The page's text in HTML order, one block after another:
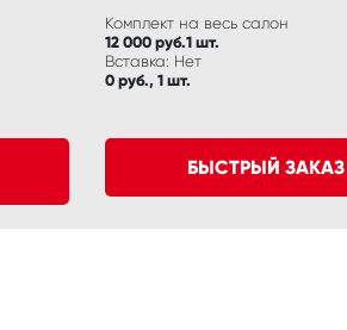
Комплект на весь салон
12 000 руб.1 шт.
Вставка: Нет
0 руб., 1 шт.
БЫСТРЫЙ ЗАКАЗ